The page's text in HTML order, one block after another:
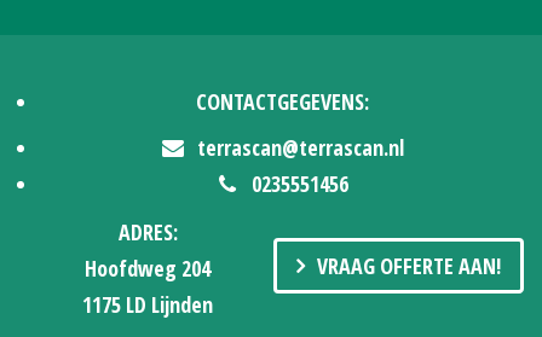
CONTACTGEGEVENS:
terrascan@terrascan.nl
0235551456
ADRES:
Hoofdweg 204
1175 LD Lijnden
VRAAG OFFERTE AAN!